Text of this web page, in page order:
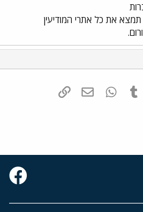
תמצא את כל אתרי המודיעין
Tumblr
WhatsAppדואר אלקטרוני